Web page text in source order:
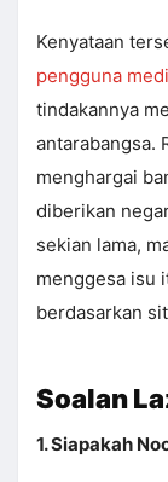
Kenyataan
pengguna
tindakannya
antarabangsa.
menghargai
diberikan
sekian lama,
menggesa isu
berdasarkan
Soalan
1. Siapakah